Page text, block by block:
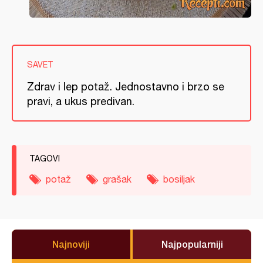
SAVET
Zdrav i lep potaž. Jednostavno i brzo se
pravi, a ukus predivan.
TAGOVI
potaž grašak bosiljak
Najnoviji Najpopularniji